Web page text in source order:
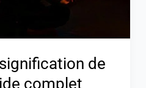
de
complet